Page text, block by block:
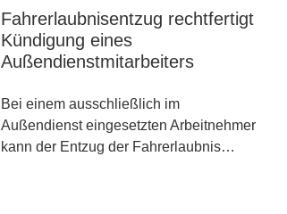
Fahrerlaubnisentzug rechtfertigt
Kündigung eines
Außendienstmitarbeiters
Bei einem ausschließlich im
Außendienst eingesetzten Arbeitnehmer
kann der Entzug der Fahrerlaubnis…